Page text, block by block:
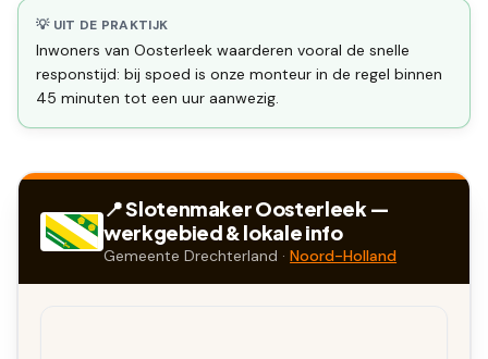
💡 UIT DE PRAKTIJK
Inwoners van Oosterleek waarderen vooral de snelle
responstijd: bij spoed is onze monteur in de regel binnen
45 minuten tot een uur aanwezig.
📍 SlotenmakerOosterleek—
werkgebied & lokale info
GemeenteDrechterland ·Noord-Holland